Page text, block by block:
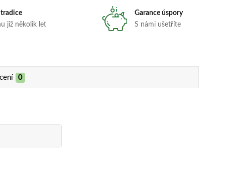
již několik let
Garance úspory
S námi ušetříte
0